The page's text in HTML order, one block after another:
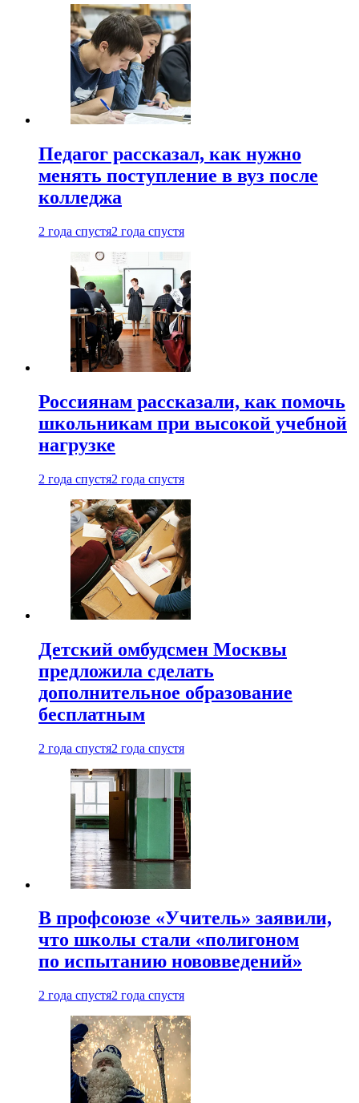
Педагог рассказал, как нужно
менять поступление в вуз после
колледжа
2 года спустя2 года спустя
Россиянам рассказали, как помочь
школьникам при высокой учебной
нагрузке
2 года спустя2 года спустя
Детский омбудсмен Москвы
предложила сделать
дополнительное образование
бесплатным
2 года спустя2 года спустя
В профсоюзе «Учитель» заявили,
что школы стали «полигоном
по испытанию нововведений»
2 года спустя2 года спустя